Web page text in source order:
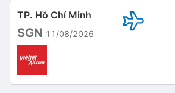
TP. Hồ Chí Minh
SGN 11/08/2026